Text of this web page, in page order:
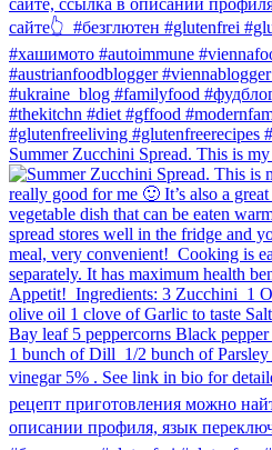
Summer Zucchini Spread.⁠ This is my